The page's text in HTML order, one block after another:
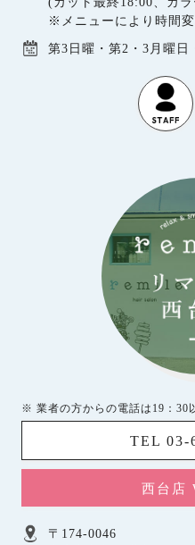
※メニューにより時間変
第3日曜・第2・3月曜日
※ 業者の方からの電話は19：30
TEL 03-
西台店
〒174-0046